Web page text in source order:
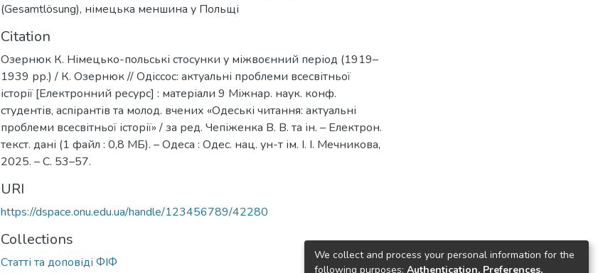
(Gesamtlösung), німецька меншина у Польщі
Citation
Озернюк К. Німецько-польські стосунки у міжвоєнний період (1919–
1939 рр.) / К. Озернюк // Одіссос: актуальні проблеми всесвітньої
історії [Електронний ресурс] : матеріали 9 Міжнар. наук. конф.
студентів, аспірантів та молод. вчених «Одеські читання: актуальні
проблеми всесвітньої історії» / за ред. Чепіженка В. В. та ін. – Електрон.
текст. дані (1 файл : 0,8 МБ). – Одеса : Одес. нац. ун-т ім. І. І. Мечникова,
2025. – С. 53–57.
URI
https://dspace.onu.edu.ua/handle/123456789/42280
Collections
Статті та доповіді ФІФ
We collect and process your personal information for the
following purposes: Authentication, Preferences,